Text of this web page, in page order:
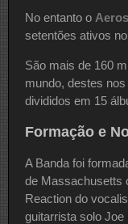
No entanto o
setentões ativos
São mais de 160
mundo, destes
divididos em 15
Formação e
A Banda foi
de Massachusetts
Reaction do
guitarrista solo Joe